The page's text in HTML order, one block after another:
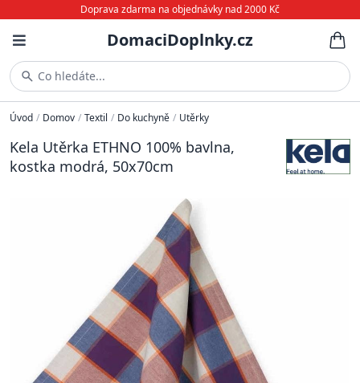
Doprava zdarma na objednávky nad 2000 Kč
DomaciDoplnky.cz
Co hledáte...
Úvod / Domov / Textil / Do kuchyně / Utěrky
Kela Utěrka ETHNO 100% bavlna,
kostka modrá, 50x70cm